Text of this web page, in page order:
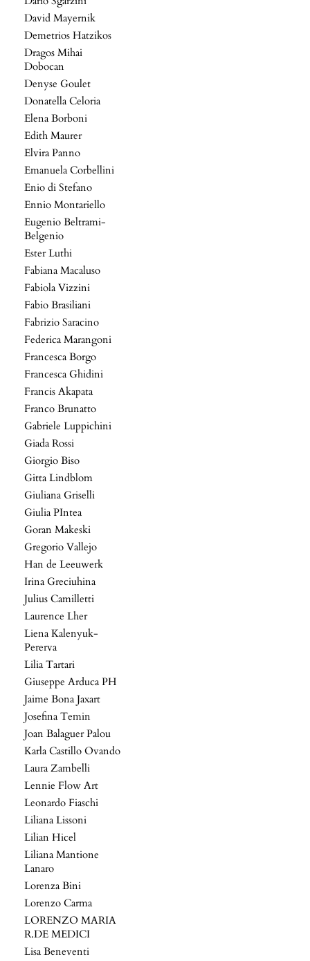
David Mayernik
Demetrios Hatzikos
Dragos Mihai
Dobocan
Denyse Goulet
Donatella Celoria
Elena Borboni
Edith Maurer
Elvira Panno
Emanuela Corbellini
Enio di Stefano
Ennio Montariello
Eugenio Beltrami-
Belgenio
Ester Luthi
Fabiana Macaluso
Fabiola Vizzini
Fabio Brasiliani
Fabrizio Saracino
Federica Marangoni
Francesca Borgo
Francesca Ghidini
Francis Akapata
Franco Brunatto
Gabriele Luppichini
Giada Rossi
Giorgio Biso
Gitta Lindblom
Giuliana Griselli
Giulia PIntea
Goran Makeski
Gregorio Vallejo
Han de Leeuwerk
Irina Greciuhina
Julius Camilletti
Laurence Lher
Liena Kalenyuk-
Pererva
Lilia Tartari
Giuseppe Arduca PH
Jaime Bona Jaxart
Josefina Temin
Joan Balaguer Palou
Karla Castillo Ovando
Laura Zambelli
Lennie Flow Art
Leonardo Fiaschi
Liliana Lissoni
Lilian Hicel
Liliana Mantione
Lanaro
Lorenza Bini
Lorenzo Carma
LORENZO MARIA
R.DE MEDICI
Lisa Beneventi